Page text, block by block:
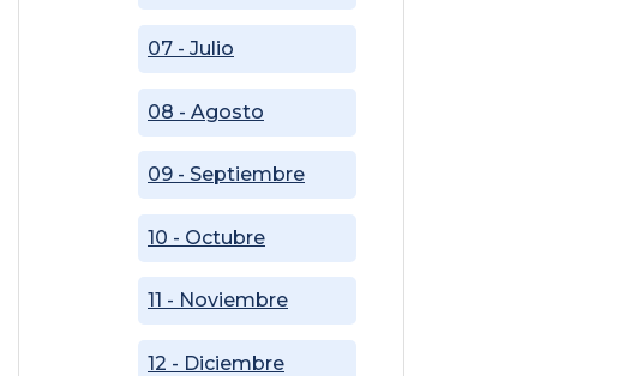
07 - Julio
08 - Agosto
09 - Septiembre
10 - Octubre
11 - Noviembre
12 - Diciembre